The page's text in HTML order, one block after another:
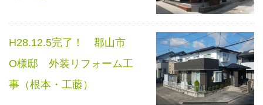
H28.12.5完了！ 郡山市
O様邸 外装リフォーム工
事（根本・工藤）